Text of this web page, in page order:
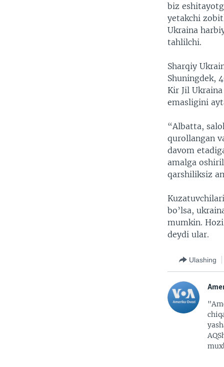
biz
yetakchi
Ukraina
tahlilchi.
Sharqiy
Shuningdek,
Kir Jil
emasligini
“Albatta,
qurollangan
davom
amalga
qarshiliksiz
bo’lsa,
mumkin.
deydi ular.
Ulashing